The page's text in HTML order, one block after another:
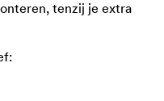
tenzij je extra